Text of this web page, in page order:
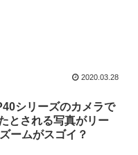
2020.03.28
シリーズのカメラで
とされる写真がリー
ームがスゴイ？